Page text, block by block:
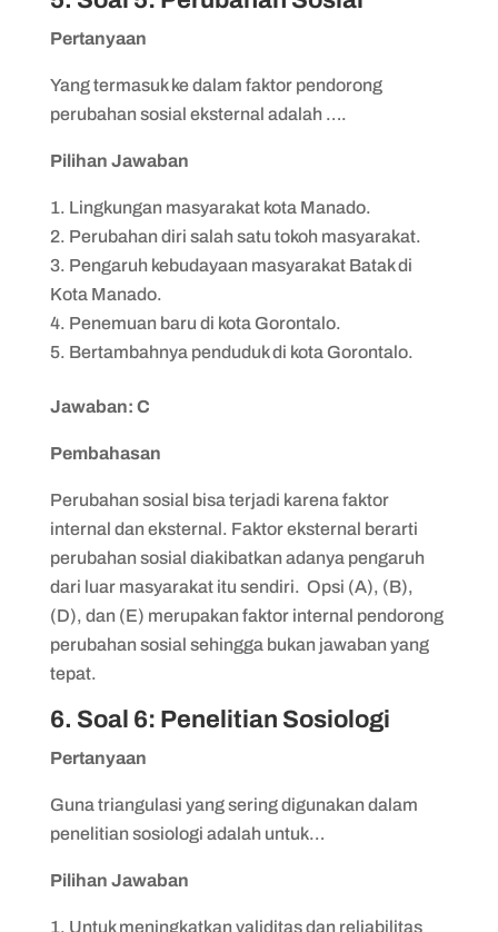
Pertanyaan
Yang termasuk ke dalam faktor pendorong
perubahan sosial eksternal adalah ….
Pilihan Jawaban
Lingkungan masyarakat kota Manado.
Perubahan diri salah satu tokoh masyarakat.
Pengaruh kebudayaan masyarakat Batak di
Kota Manado.
Penemuan baru di kota Gorontalo.
Bertambahnya penduduk di kota Gorontalo.
Jawaban: C
Pembahasan
Perubahan sosial bisa terjadi karena faktor
internal dan eksternal. Faktor eksternal berarti
perubahan sosial diakibatkan adanya pengaruh
dari luar masyarakat itu sendiri. Opsi (A), (B),
(D), dan (E) merupakan faktor internal pendorong
perubahan sosial sehingga bukan jawaban yang
tepat.
6. Soal 6: Penelitian Sosiologi
Pertanyaan
Guna triangulasi yang sering digunakan dalam
penelitian sosiologi adalah untuk…
Pilihan Jawaban
Untuk meningkatkan validitas dan reliabilitas